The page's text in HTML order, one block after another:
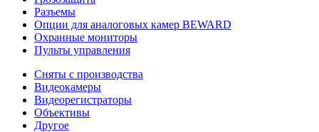
Разъемы
Опции для аналоговых камер BEWARD
Охранные мониторы
Пульты управления
Сняты с производства
Видеокамеры
Видеорегистраторы
Объективы
Другое